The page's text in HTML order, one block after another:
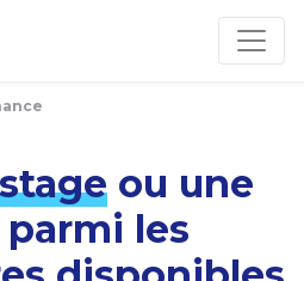
stage ou une
parmi les